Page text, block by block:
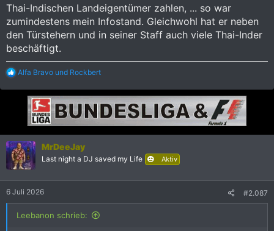
Thai-Indischen Landeigentümer zahlen, ... so war
zumindestens mein Infostand. Gleichwohl hat er neben
den Türstehern und in seiner Staff auch viele Thai-Inder
beschäftigt.
R
a
n
e
n
:
Alfa Bravo und Rockbert
MrDeeJay
Last night a DJ saved my Life Aktiv
6 Juli 2026 #2.087
Leebanon schrieb: